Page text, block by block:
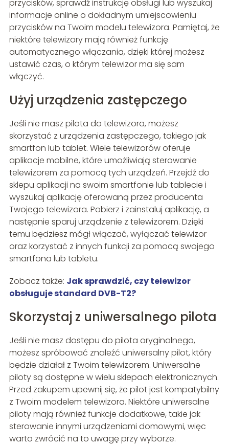
przycisków, sprawdź instrukcję obsługi lub wyszukaj
informacje online o dokładnym umiejscowieniu
przycisków na Twoim modelu telewizora. Pamiętaj, że
niektóre telewizory mają również funkcję
automatycznego włączania, dzięki której możesz
ustawić czas, o którym telewizor ma się sam
włączyć.
Użyj urządzenia zastępczego
Jeśli nie masz pilota do telewizora, możesz
skorzystać z urządzenia zastępczego, takiego jak
smartfon lub tablet. Wiele telewizorów oferuje
aplikacje mobilne, które umożliwiają sterowanie
telewizorem za pomocą tych urządzeń. Przejdź do
sklepu aplikacji na swoim smartfonie lub tablecie i
wyszukaj aplikację oferowaną przez producenta
Twojego telewizora. Pobierz i zainstaluj aplikację, a
następnie sparuj urządzenie z telewizorem. Dzięki
temu będziesz mógł włączać, wyłączać telewizor
oraz korzystać z innych funkcji za pomocą swojego
smartfona lub tabletu.
Zobacz także: Jak sprawdzić, czy telewizor
obsługuje standard DVB-T2?
Skorzystaj z uniwersalnego pilota
Jeśli nie masz dostępu do pilota oryginalnego,
możesz spróbować znaleźć uniwersalny pilot, który
będzie działał z Twoim telewizorem. Uniwersalne
piloty są dostępne w wielu sklepach elektronicznych.
Przed zakupem upewnij się, że pilot jest kompatybilny
z Twoim modelem telewizora. Niektóre uniwersalne
piloty mają również funkcje dodatkowe, takie jak
sterowanie innymi urządzeniami domowymi, więc
warto zwrócić na to uwagę przy wyborze.